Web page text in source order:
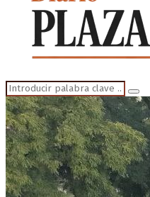
Search
for: